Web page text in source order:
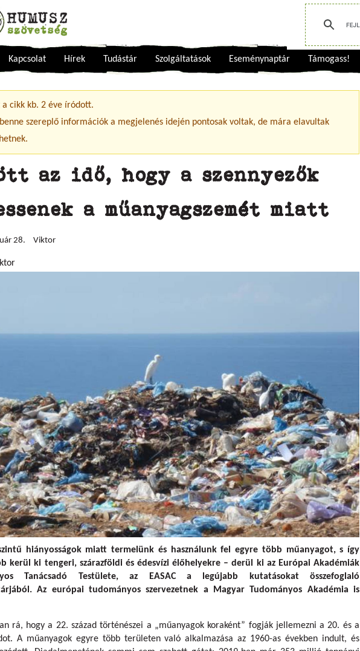
Kapcsolat Hírek Tudástár Szolgáltatások Eseménynaptár Támogass!
üzenet
a cikk kb. 2 éve íródott.
szereplő információk a megjelenés idején pontosak voltak, de mára elavultak
az idő, hogy a szennyezők
a műanyagszemét miatt
28. Viktor
hiányosságok miatt termelünk és használunk fel egyre több műanyagot, s így
kerül ki tengeri, szárazföldi és édesvízi élőhelyekre – derül ki az Európai Akadémiák
Tanácsadó Testülete, az EASAC a legújabb kutatásokat összefoglaló
Az európai tudományos szervezetnek a Magyar Tudományos Akadémia is
rá, hogy a 22. század történészei a „műanyagok koraként” fogják jellemezni a 20. és a
A műanyagok egyre több területen való alkalmazása az 1960-as években indult, és